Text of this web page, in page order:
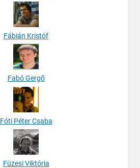
Fábián Kristóf
Fabó Gergő
Fóti Péter Csaba
Füzesi Viktória